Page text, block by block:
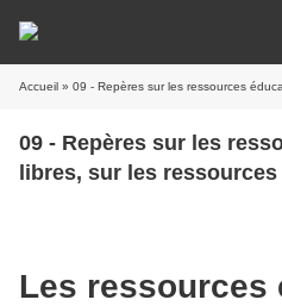
Accueil » 09 - Repères sur les ressources éducatives
09 - Repères sur les
libres, sur les
Les ressources